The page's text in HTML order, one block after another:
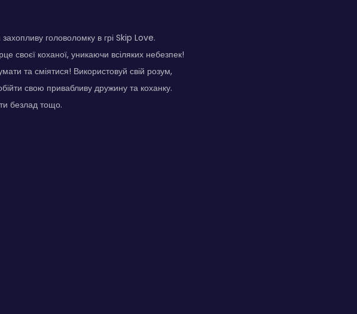
головоломку в грі Skip Love.
своєї коханої, уникаючи всіляких небезпек!
та сміятися! Використовуй свій розум,
свою привабливу дружину та коханку.
безлад тощо.